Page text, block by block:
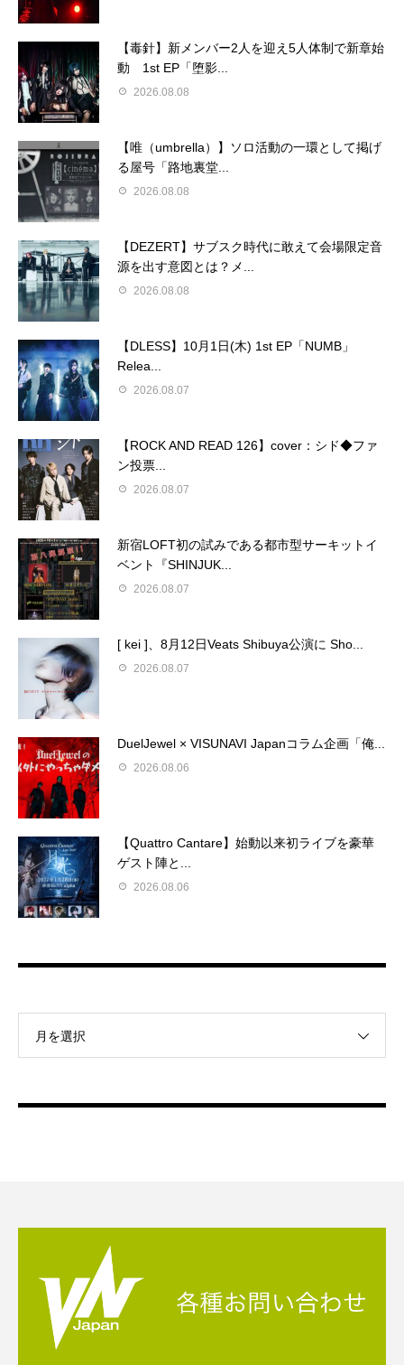
【毒針】新メンバー2人を迎え5人体制で新章始
動 1st EP「堕影...
2026.08.08
【唯（umbrella）】ソロ活動の一環として掲げ
る屋号「路地裏堂...
2026.08.08
【DEZERT】サブスク時代に敢えて会場限定音
源を出す意図とは？メ...
2026.08.08
【DLESS】10月1日(木) 1st EP「NUMB」
Relea...
2026.08.07
【ROCK AND READ 126】cover：シド◆ファ
ン投票...
2026.08.07
新宿LOFT初の試みである都市型サーキットイ
ベント『SHINJUK...
2026.08.07
[ kei ]、8月12日Veats Shibuya公演に Sho...
2026.08.07
DuelJewel × VISUNAVI Japanコラム企画「俺...
2026.08.06
【Quattro Cantare】始動以来初ライブを豪華
ゲスト陣と...
2026.08.06
月を選択